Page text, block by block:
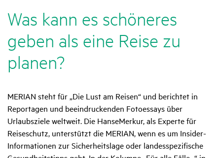
Was kann es schö­neres
geben als eine Reise zu
planen?
MERIAN steht für „Die Lust am Reisen“ und berichtet in
Reportagen und beeindruckenden Fotoessays über
Urlaubsziele weltweit. Die HanseMerkur, als Experte für
Reiseschutz, unterstützt die MERIAN, wenn es um Insider-
Informationen zur Sicherheitslage oder landesspezifische